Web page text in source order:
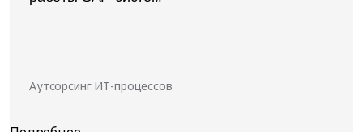
Аутсорсинг ИТ-процессов